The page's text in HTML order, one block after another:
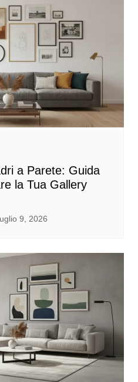
a Parete: Guida
la Tua Gallery
9, 2026